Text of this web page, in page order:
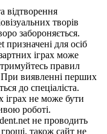
відтворення
творів
забороняється.
призначені для осіб
іграх може
правил
При виявленні перших
до спеціаліста.
іграх не може бути
роботі.
не проводить
гроші, також сайт не